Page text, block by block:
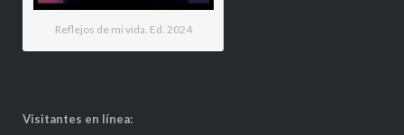
Reflejos de mi vida. Ed. 2024
Visitantes en línea: